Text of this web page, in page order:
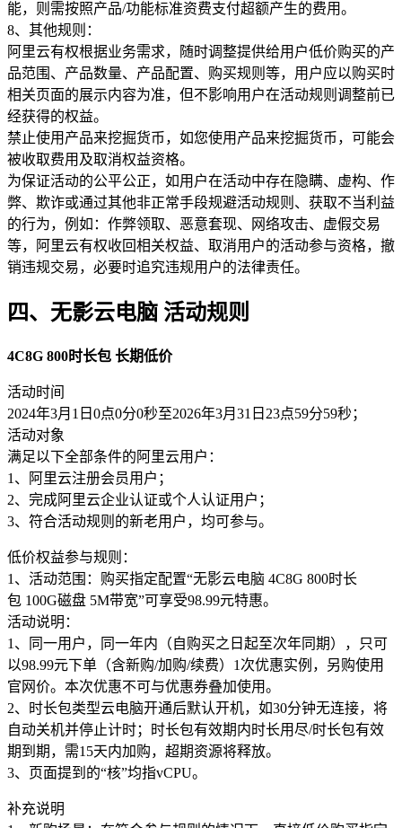
能，则需按照产品/功能标准资费支付超额产生的费用。
8、其他规则：
阿里云有权根据业务需求，随时调整提供给用户低价购买的产
品范围、产品数量、产品配置、购买规则等，用户应以购买时
相关页面的展示内容为准，但不影响用户在活动规则调整前已
经获得的权益。
禁止使用产品来挖掘货币，如您使用产品来挖掘货币，可能会
被收取费用及取消权益资格。
为保证活动的公平公正，如用户在活动中存在隐瞒、虚构、作
弊、欺诈或通过其他非正常手段规避活动规则、获取不当利益
的行为，例如：作弊领取、恶意套现、网络攻击、虚假交易
等，阿里云有权收回相关权益、取消用户的活动参与资格，撤
销违规交易，必要时追究违规用户的法律责任。
四、无影云电脑 活动规则
4C8G 800时长包 长期低价
活动时间
2024年3月1日0点0分0秒至2026年3月31日23点59分59秒；
活动对象
满足以下全部条件的阿里云用户：
1、阿里云注册会员用户；
2、完成阿里云企业认证或个人认证用户；
3、符合活动规则的新老用户，均可参与。
低价权益参与规则：
1、活动范围：购买指定配置“无影云电脑 4C8G 800时长
包 100G磁盘 5M带宽”可享受98.99元特惠。
活动说明：
1、同一用户，同一年内（自购买之日起至次年同期），只可
以98.99元下单（含新购/加购/续费）1次优惠实例，另购使用
官网价。本次优惠不可与优惠券叠加使用。
2、时长包类型云电脑开通后默认开机，如30分钟无连接，将
自动关机并停止计时；时长包有效期内时长用尽/时长包有效
期到期，需15天内加购，超期资源将释放。
3、页面提到的“核”均指vCPU。
补充说明